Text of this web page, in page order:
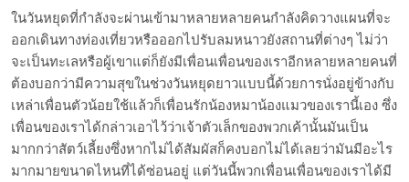
ในวันหยุดที่กำลังจะผ่านเข้ามาหลายหลายคนกำลังคิดวางแผนที่จะ
ออกเดินทางท่องเที่ยวหรือออกไปรับลมหนาวยังสถานที่ต่างๆ ไม่ว่า
จะเป็นทะเลหรือผู้เขาแต่ก็ยังมีเพื่อนเพื่อนของเราอีกหลายหลายคนที่
ต้องบอกว่ามีความสุขในช่วงวันหยุดยาวแบบนี้ด้วยการนั่งอยู่ข้างกับ
เหล่าเพื่อนตัวน้อยใช้แล้วก็เพื่อนรักน้องหมาน้องแมวของเรานี้เอง ซึ่ง
เพื่อนของเราได้กล่าวเอาไว้ว่าเจ้าตัวเล็กของพวกเค้านั้นมันเป็น
มากกว่าสัตว์เลี้ยงซึ่งหากไม่ได้สัมผัสก็คงบอกไม่ได้เลยว่ามันมีอะไร
มากมายขนาดไหนที่ได้ซ่อนอยู่ แต่วันนี้พวกเพื่อนเพื่อนของเราได้มี